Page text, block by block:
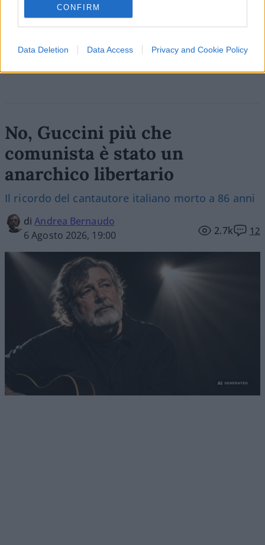
CONFIRM
Data Deletion Data Access Privacy and Cookie Policy
No, Guccini più che
comunista è stato un
anarchico libertario
Il ricordo del cantautore italiano morto a 86 anni
diAndrea Bernaudo
6 Agosto 2026, 19:00
2.7k 12